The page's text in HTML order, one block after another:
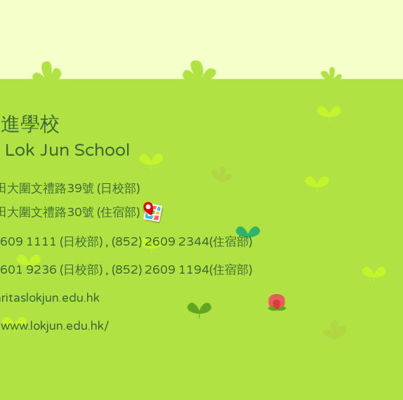
學校
Jun School
大圍文禮路39號 (日校部)
大圍文禮路30號 (住宿部)
1111 (日校部) , (852) 2609 2344(住宿部)
9236 (日校部) , (852) 2609 1194(住宿部)